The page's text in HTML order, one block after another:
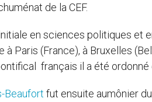
de la CEF.
en sciences politiques et
Paris (France), à Bruxelles
français il a été ordonné
Beaufort fut ensuite aumônier